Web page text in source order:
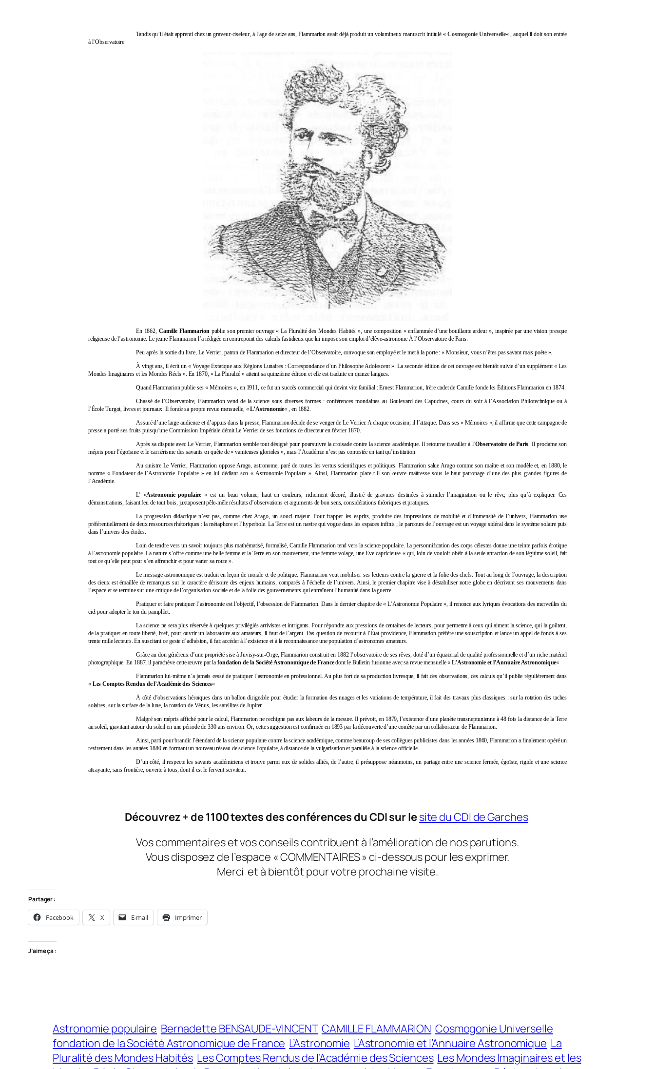
Tandis qu’il était apprenti chez un graveur-ciseleur, à l’age de seize ans, Flammarion avait déjà produit un volumineux manuscrit intitulé «Cosmogonie Universelle« , auquel il doit son entrée
à l’Observatoire
En 1862, Camille Flammarion publie son premier ouvrage « La Pluralité des Mondes Habités », une composition « enflammée d’une bouillante ardeur », inspirée par une vision presque
religieuse de l’astronomie. Le jeune Flammarion l’a rédigée en contrepoint des calculs fastidieux que lui impose son emploi d’élève-astronome À l’Observatoire de Paris.
Peu après la sortie du livre, Le Verrier, patron de Flammarion et directeur de l’Observatoire, convoque son employé et le met à la porte : « Monsieur, vous n’êtes pas savant mais poète ».
À vingt ans, il écrit un « Voyage Extatique aux Régions Lunaires : Correspondance d’un Philosophe Adolescent ». La seconde édition de cet ouvrage est bientôt suivie d’un supplément « Les
Mondes Imaginaires et les Mondes Réels ». En 1870, « La Pluralité » atteint sa quinzième édition et elle est traduite en quinze langues.
Quand Flammarion publie ses « Mémoires », en 1911, ce fut un succès commercial qui devint vite familial : Ernest Flammarion, frère cadet de Camille fonde les Éditions Flammarion en 1874.
Chassé de l’Observatoire, Flammarion vend de la science sous diverses formes : conférences mondaines au Boulevard des Capucines, cours du soir à l’Association Philotechnique ou à
l’École Turgot, livres et journaux. Il fonde sa propre revue mensuelle, «L’Astronomie« , en 1882.
Assuré d’une large audience et d’appuis dans la presse, Flammarion décide de se venger de Le Verrier. A chaque occasion, il l’attaque. Dans ses « Mémoires », il affirme que cette campagne de
presse a porté ses fruits puisqu’une Commission Impériale démit Le Verrier de ses fonctions de directeur en février 1870.
Après sa dispute avec Le Verrier, Flammarion semble tout désigné pour poursuivre la croisade contre la science académique. Il retourne travailler à l’Observatoire de Paris . Il proclame son
mépris pour l’égoïsme et le carriérisme des savants en quête de « vaniteuses glorioles », mais l’Académie n’est pas contestée en tant qu’institution.
Au sinistre Le Verrier, Flammarion oppose Arago, astronome, paré de toutes les vertus scientifiques et politiques. Flammarion salue Arago comme son maître et son modèle et, en 1880, le
nomme « Fondateur de l’Astronomie Populaire » en lui dédiant son « Astronomie Populaire ». Ainsi, Flammarion place-t-il son œuvre maîtresse sous le haut patronage d’une des plus grandes figures de
l’Académie.
L’ »Astronomie populaire » est un beau volume, haut en couleurs, richement décoré, illustré de gravures destinées à stimuler l’imagination ou le rêve, plus qu’à expliquer. Ces
démonstrations, faisant feu de tout bois, juxtaposent pêle-mêle résultats d’observations et arguments de bon sens, considérations théoriques et pratiques.
La progression didactique n’est pas, comme chez Arago, un souci majeur. Pour frapper les esprits, produire des impressions de mobilité et d’immensité de l’univers, Flammarion use
préférentiellement de deux ressources rhétoriques : la métaphore et l’hyperbole. La Terre est un navire qui vogue dans les espaces infinis ; le parcours de l’ouvrage est un voyage sidéral dans le système solaire puis
dans l’univers des étoiles.
Loin de tendre vers un savoir toujours plus mathématisé, formalisé, Camille Flammarion tend vers la science populaire. La personnification des corps célestes donne une teinte parfois érotique
à l’astronomie populaire. La nature s’offre comme une belle femme et la Terre en son mouvement, une femme volage, une Eve capricieuse « qui, loin de vouloir obéir à la seule attraction de son légitime soleil, fait
tout ce qu’elle peut pour s’en affranchir et pour varier sa route ».
Le message astronomique est traduit en leçon de morale et de politique. Flammarion veut mobiliser ses lecteurs contre la guerre et la folie des chefs. Tout au long de l’ouvrage, la description
des cieux est émaillée de remarques sur le caractère dérisoire des enjeux humains, comparés à l’échelle de l’univers. Ainsi, le premier chapitre vise à déstabiliser notre globe en décrivant ses mouvements dans
l’espace et se termine sur une critique de l’organisation sociale et de la folie des gouvernements qui entraînent l’humanité dans la guerre.
Pratiquer et faire pratiquer l’astronomie est l’objectif, l’obsession de Flammarion. Dans le dernier chapitre de « L’Astronomie Populaire », il renonce aux lyriques évocations des merveilles du
ciel pour adopter le ton du pamphlet.
La science ne sera plus réservée à quelques privilégiés arrivistes et intrigants. Pour répondre aux pressions de centaines de lecteurs, pour permettre à ceux qui aiment la science, qui la goûtent,
de la pratiquer en toute liberté, bref, pour ouvrir un laboratoire aux amateurs, il faut de l’argent. Pas question de recourir à l’État-providence, Flammarion préfère une souscription et lance un appel de fonds à ses
trente mille lecteurs. En suscitant ce geste d’adhésion, il fait accéder à l’existence et à la reconnaissance une population d’astronomes amateurs.
Grâce au don généreux d’une propriété sise à Juvisy-sur-Orge, Flammarion construit en 1882 l’observatoire de ses rêves, doté d’un équatorial de qualité professionnelle et d’un riche matériel
photographique. En 1887, il parachève cette œuvre par lafondation de la Société Astronomique de Francedont le Bulletin fusionne avec sa revue mensuelle «L’Astronomie et l’Annuaire Astronomique«
Flammarion lui-même n’a jamais cessé de pratiquer l’astronomie en professionnel. Au plus fort de sa production livresque, il fait des observations, des calculs qu’il publie régulièrement dans
« Les Comptes Rendus de l’Académie des Sciences«
À côté d’observations héroïques dans un ballon dirigeable pour étudier la formation des nuages et les variations de température, il fait des travaux plus classiques : sur la rotation des taches
solaires, sur la surface de la lune, la rotation de Vénus, les satellites de Jupiter.
Malgré son mépris affiché pour le calcul, Flammarion ne rechigne pas aux labeurs de la mesure. Il prévoit, en 1879, l’existence d’une planète transneptunienne à 48 fois la distance de la Terre
au soleil, gravitant autour du soleil en une période de 330 ans environ. Or, cette suggestion est confirmée en 1893 par la découverte d’une comète par un collaborateur de Flammarion.
Ainsi, parti pour brandir l’étendard de la science populaire contre la science académique, comme beaucoup de ses collègues publicistes dans les années 1860, Flammarion a finalement opéré un
revirement dans les années 1880 en formant un nouveau réseau de science Populaire, à distance de la vulgarisation et parallèle à la science officielle.
D’un côté, il respecte les savants académiciens et trouve parmi eux de solides alliés, de l’autre, il présuppose néanmoins, un partage entre une science fermée, égoïste, rigide et une science
attrayante, sans frontière, ouverte à tous, dont il est le fervent serviteur.
Découvrez + de 1100 textes des conférences du CDI sur lesite du CDI de Garches
Vos commentaires et vos conseils contribuent à l’amélioration de nos parutions.
Vous disposez de l’espace « COMMENTAIRES » ci-dessous pour les exprimer.
Merci et à bientôt pour votre prochaine visite.
Partager :
Facebook X E-mail Imprimer
J’aime ça :
Astronomie populaire Bernadette BENSAUDE-VINCENT CAMILLE FLAMMARION Cosmogonie Universelle
fondation de la Société Astronomique de France L’Astronomie L’Astronomie et l’Annuaire Astronomique La
Pluralité des Mondes Habités Les Comptes Rendus de l’Académie des Sciences Les Mondes Imaginaires et les